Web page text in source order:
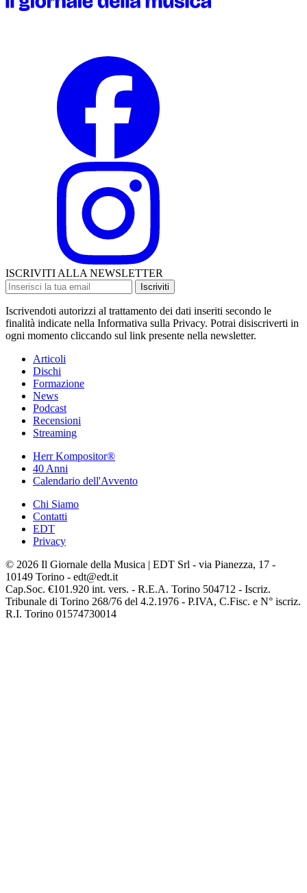
ISCRIVITI ALLA NEWSLETTER
Iscriviti
Iscrivendoti autorizzi al trattamento dei dati inseriti secondo le
finalità indicate nella Informativa sulla Privacy. Potrai disiscriverti in
ogni momento cliccando sul link presente nella newsletter.
Articoli
Dischi
Formazione
News
Podcast
Recensioni
Streaming
Herr Kompositor®
40 Anni
Calendario dell'Avvento
Chi Siamo
Contatti
EDT
Privacy
© 2026 Il Giornale della Musica | EDT Srl - via Pianezza, 17 -
10149 Torino - edt@edt.it
Cap.Soc. €101.920 int. vers. - R.E.A. Torino 504712 - Iscriz.
Tribunale di Torino 268/76 del 4.2.1976 - P.IVA, C.Fisc. e N° iscriz.
R.I. Torino 01574730014